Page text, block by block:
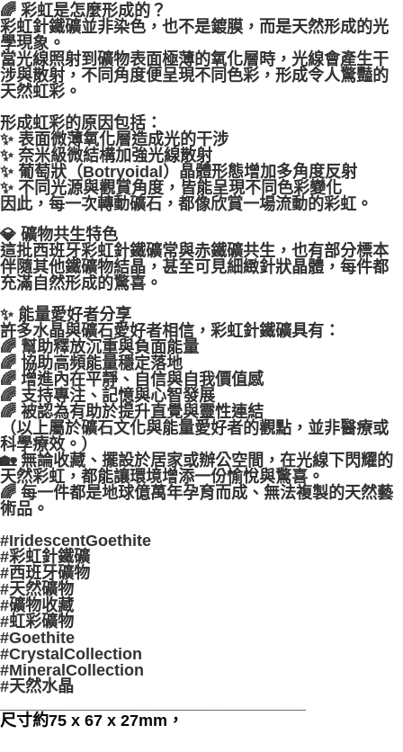
🌈 彩虹是怎麼形成的？
彩虹針鐵礦並非染色，也不是鍍膜，而是天然形成的光
學現象。
當光線照射到礦物表面極薄的氧化層時，光線會產生干
涉與散射，不同角度便呈現不同色彩，形成令人驚豔的
天然虹彩。
形成虹彩的原因包括：
✨ 表面微薄氧化層造成光的干涉
✨ 奈米級微結構加強光線散射
✨ 葡萄狀（Botryoidal）晶體形態增加多角度反射
✨ 不同光源與觀賞角度，皆能呈現不同色彩變化
因此，每一次轉動礦石，都像欣賞一場流動的彩虹。
💎 礦物共生特色
這批西班牙彩虹針鐵礦常與赤鐵礦共生，也有部分標本
伴隨其他鐵礦物結晶，甚至可見細緻針狀晶體，每件都
充滿自然形成的驚喜。
✨ 能量愛好者分享
許多水晶與礦石愛好者相信，彩虹針鐵礦具有：
🌈 幫助釋放沉重與負面能量
🌈 協助高頻能量穩定落地
🌈 增進內在平靜、自信與自我價值感
🌈 支持專注、記憶與心智發展
🌈 被認為有助於提升直覺與靈性連結
（以上屬於礦石文化與能量愛好者的觀點，並非醫療或
科學療效。）
🏡 無論收藏、擺設於居家或辦公空間，在光線下閃耀的
天然彩虹，都能讓環境增添一份愉悅與驚喜。
🌈 每一件都是地球億萬年孕育而成、無法複製的天然藝
術品。
#IridescentGoethite
#彩虹針鐵礦
#西班牙礦物
#天然礦物
#礦物收藏
#虹彩礦物
#Goethite
#CrystalCollection
#MineralCollection
#天然水晶
尺寸約75 x 67 x 27mm，